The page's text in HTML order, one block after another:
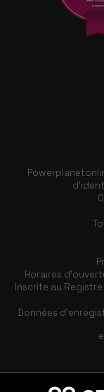
Horaires
Inscrite au
Données